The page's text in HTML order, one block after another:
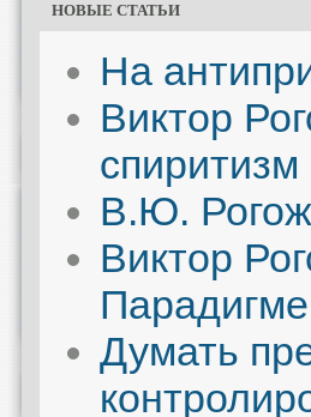
НОВЫЕ СТАТЬИ
На
Виктор
спиритизм
В.Ю.
Виктор
Думать